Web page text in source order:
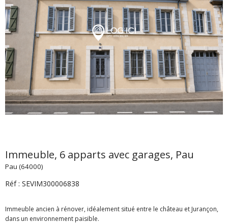
Immeuble, 6 apparts avec garages, Pau
Pau (64000)
Réf : SEVIM300006838
Immeuble ancien à rénover, idéalement situé entre le château et Jurançon,
dans un environnement paisible.